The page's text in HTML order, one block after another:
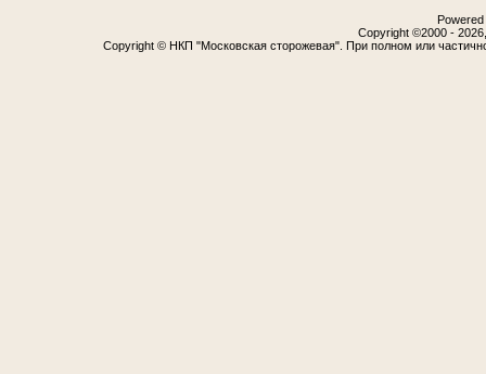
Copyright ©2000 -
Copyright © НКП "Московская сторожевая". При полном или